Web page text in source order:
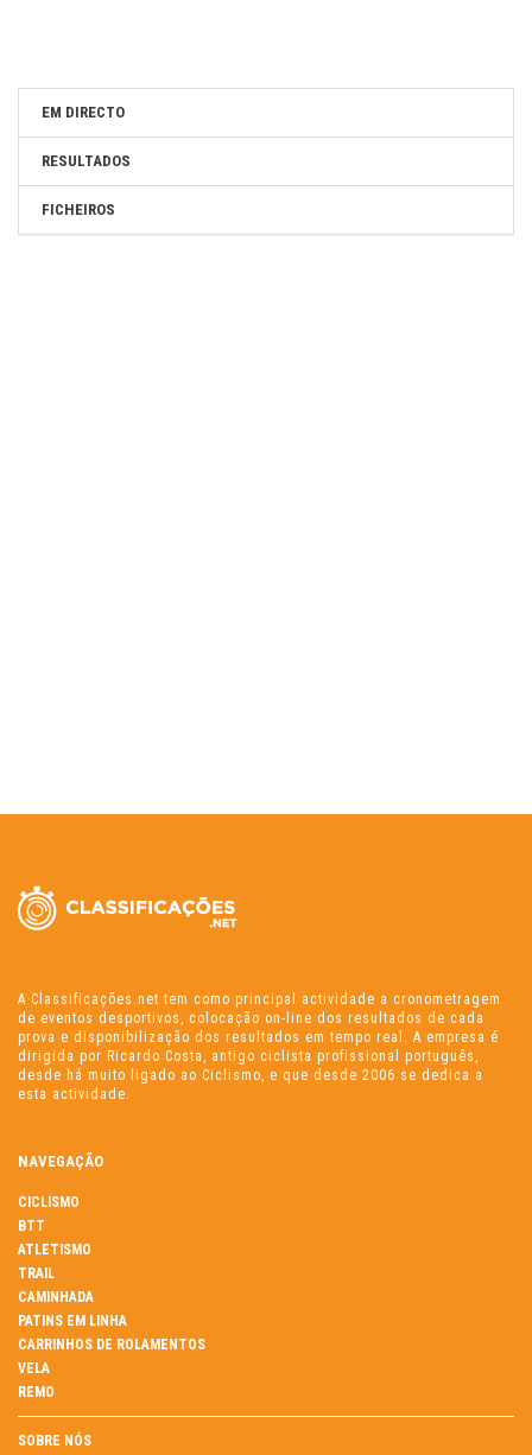
EM DIRECTO
RESULTADOS
FICHEIROS
A Classificações.net tem como principal actividade a cronometragem
de eventos desportivos, colocação on-line dos resultados de cada
prova e disponibilização dos resultados em tempo real. A empresa é
dirigida por Ricardo Costa, antigo ciclista profissional português,
desde há muito ligado ao Ciclismo, e que desde 2006 se dedica a
esta actividade.
NAVEGAÇÃO
CICLISMO
BTT
ATLETISMO
TRAIL
CAMINHADA
PATINS EM LINHA
CARRINHOS DE ROLAMENTOS
VELA
REMO
SOBRE NÓS